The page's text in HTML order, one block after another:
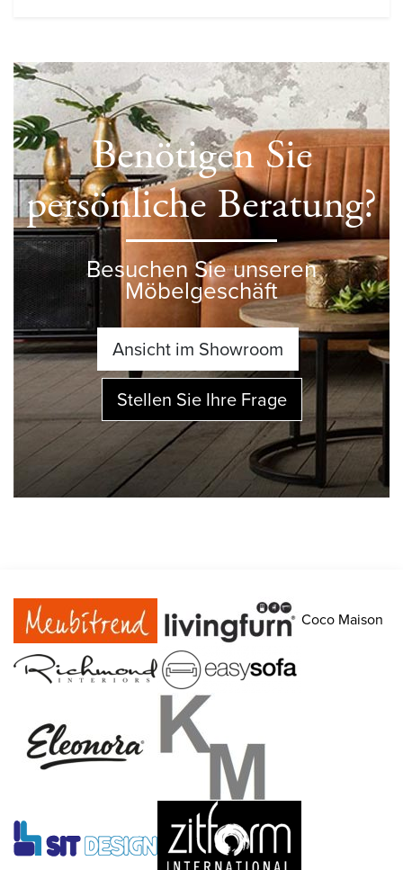
Benötigen Sie
persönliche Beratung?
Besuchen Sie unseren
Möbelgeschäft
Ansicht im Showroom
Stellen Sie Ihre Frage
Coco Maison